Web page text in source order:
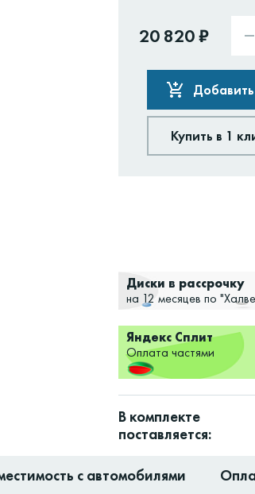
20 820 ₽
Купить в 1
Диски в рассрочку
на 12 месяцев по
Яндекс Сплит
Оплата частями
В комплекте
поставляется:
с автомобилями